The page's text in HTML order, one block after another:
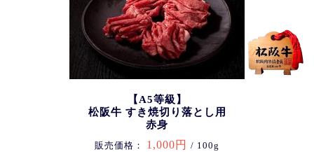
【A5等級】
松阪牛 すき焼切り落とし用
赤身
販売価格： 1,000円 / 100g